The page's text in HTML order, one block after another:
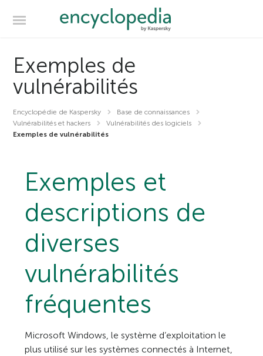
Exemples de
vulnérabilités
Encyclopédie de Kaspersky
Base de connaissances
Vulnérabilités et hackers
Vulnérabilités des logiciels
Exemples de vulnérabilités
Exemples et
descriptions de
diverses
vulnérabilités
fréquentes
Microsoft Windows, le système d’exploitation le
plus utilisé sur les systèmes connectés à Internet,